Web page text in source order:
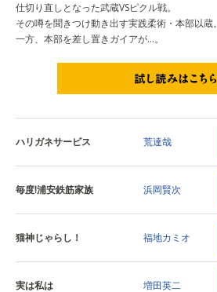
仕切り直しとなった武蔵VSピクル戦。
その噂を聞きつけ動き出す実践柔術・本部以蔵。
一方、本部を差し置きガイアが…。
ハリガネサービス 荒達哉
毎度!浦安鉄筋家族 浜岡賢次
猫神じゃらし！ 福地カミオ
実は私は 増田英二